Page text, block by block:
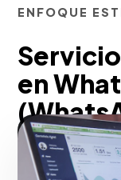
ENFOQUE
en